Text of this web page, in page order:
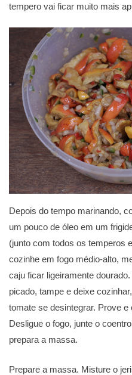
tempero vai ficar muito mais
Depois do tempo marinando,
um pouco de óleo em um
(junto com todos os temperos
cozinhe em fogo médio-alto,
caju ficar ligeiramente
picado, tampe e deixe
tomate se desintegrar. Prove
Desligue o fogo, junte o
prepara a massa.
Prepare a massa. Misture o